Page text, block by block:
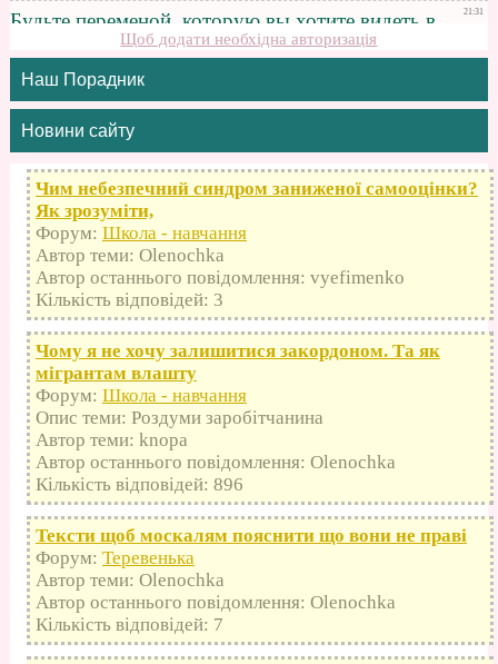
Щоб додати необхідна авторизація
Наш Порадник
Новини сайту
Чим небезпечний синдром заниженої самооцінки?
Як зрозуміти,
Форум: Школа - навчання
Автор теми: Olenochka
Автор останнього повідомлення: vyefimenko
Кількість відповідей: 3
Чому я не хочу залишитися закордоном. Та як
мігрантам влашту
Форум: Школа - навчання
Опис теми: Роздуми заробітчанина
Автор теми: knopa
Автор останнього повідомлення: Olenochka
Кількість відповідей: 896
Тексти щоб москалям пояснити що вони не праві
Форум: Теревенька
Автор теми: Olenochka
Автор останнього повідомлення: Olenochka
Кількість відповідей: 7